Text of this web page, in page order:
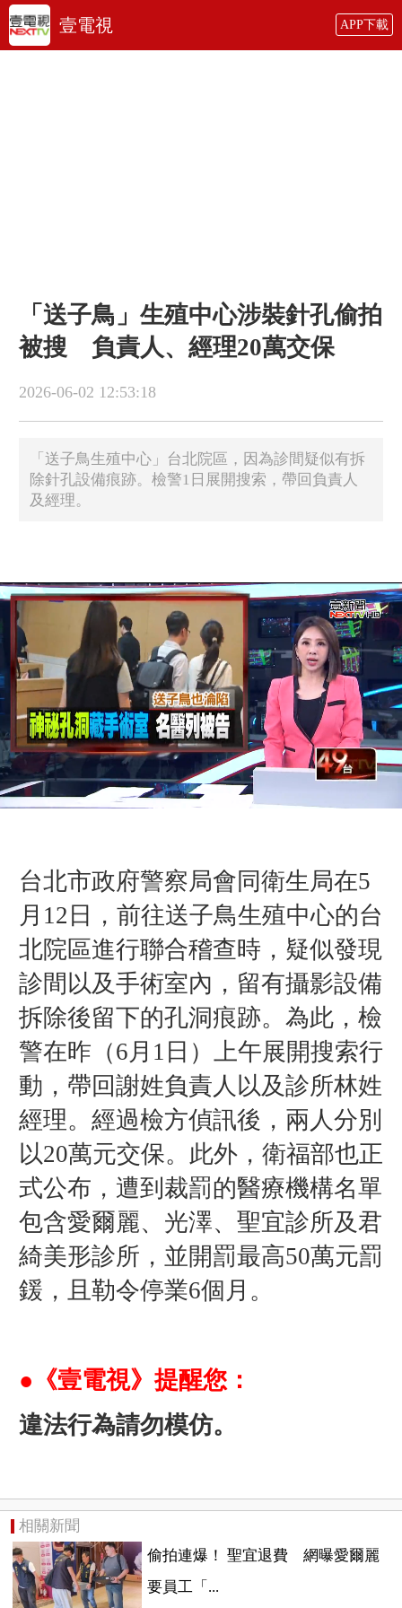
壹電視 APP下載
「送子鳥」生殖中心涉裝針孔偷拍
被搜 負責人、經理20萬交保
2026-06-02 12:53:18
「送子鳥生殖中心」台北院區，因為診間疑似有拆
除針孔設備痕跡。檢警1日展開搜索，帶回負責人
及經理。
台北市政府警察局會同衛生局在5
月12日， 前往送子鳥生殖中心的台
北院區進行聯合稽查時， 疑似發現
診間以及手術室內， 留有攝影設備
拆除後留下的孔洞痕跡。為此， 檢
警在昨（6月1 日 ）
上午展開搜索行
動，帶回謝姓負責人以及診所林姓
經理。 經過檢方偵訊後，兩人分別
以20萬元交保。此外， 衛福部也正
式公布， 遭到裁罰的醫療機構名單
包含愛爾麗、光澤、聖宜診所及君
綺美形診所，並開罰最高50萬元罰
鍰，且勒令停業6個月。
●《壹電視》提醒您：
違法行為請勿模仿。
相關新聞
偷拍連爆！ 聖宜退費 網曝愛爾麗
要員工「...